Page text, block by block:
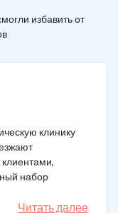
избавить от
клинику
набор
состояние,
Читать далее